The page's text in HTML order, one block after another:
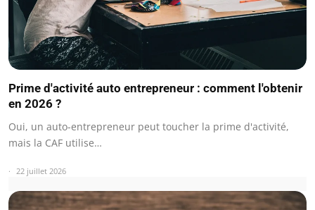
Prime d'activité auto entrepreneur : comment l'obtenir
en 2026 ?
Oui, un auto-entrepreneur peut toucher la prime d'activité,
mais la CAF utilise…
22 juillet 2026